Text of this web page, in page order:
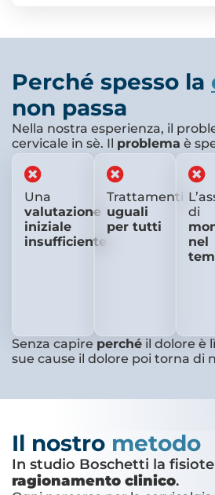
Perché spesso la
non passa
Nella nostra esperienza, il
cervicale in sè. Il problema è
Una
valutazione
iniziale
insufficiente
Trattamenti
uguali
per tutti
di
nel
Senza capire perché il dolore è
sue cause il dolore poi torna di
Il nostro metodo
In studio Boschetti la
ragionamento clinico.